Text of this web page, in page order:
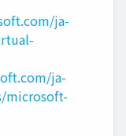
ja-
ja-
microsoft-